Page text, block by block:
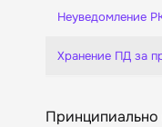
Неуведомление
Хранение ПД за